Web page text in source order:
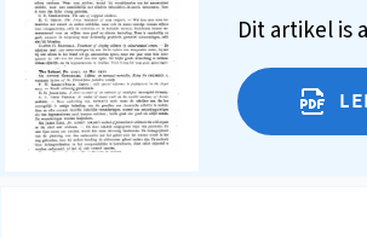
Dit artikel is